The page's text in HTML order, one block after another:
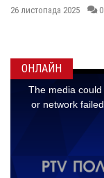
2025 0
ОНЛАЙН